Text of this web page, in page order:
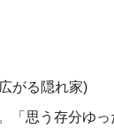
がる隠れ家)
「思う存分ゆ